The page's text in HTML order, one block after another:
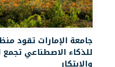
جامعة الإمارات تقود
للذكاء الاصطناعي تجمع
والابتكار